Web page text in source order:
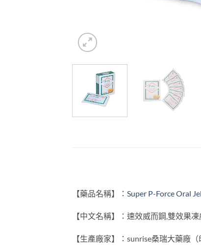
【藥品名稱】： Super P-Force Oral
【中文名稱】：速效威而鋼,雙效果
【生產廠家】：sunrise桑瑞大藥廠（